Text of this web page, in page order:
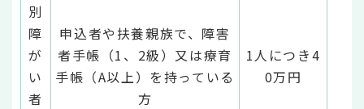
別
障
が
い
者
申込者や扶養親族で、障害
者手帳（1、2級）又は療育
手帳（A以上）を持っている
方
1人につき4
0万円